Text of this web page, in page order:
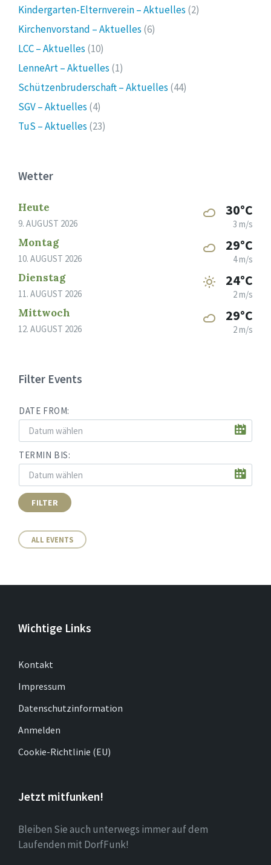
Kindergarten-Elternverein – Aktuelles (2)
Kirchenvorstand – Aktuelles (6)
LCC – Aktuelles (10)
LenneArt – Aktuelles (1)
Schützenbruderschaft – Aktuelles (44)
SGV – Aktuelles (4)
TuS – Aktuelles (23)
Wetter
Heute
9. AUGUST 2026
30°C
3 m/s
Montag
10. AUGUST 2026
29°C
4 m/s
Dienstag
11. AUGUST 2026
24°C
2 m/s
Mittwoch
12. AUGUST 2026
29°C
2 m/s
Filter Events
DATE FROM:
TERMIN BIS:
FILTER
ALL EVENTS
Wichtige Links
Kontakt
Impressum
Datenschutzinformation
Anmelden
Cookie-Richtlinie (EU)
Jetzt mitfunken!
Bleiben Sie auch unterwegs immer auf dem
Laufenden mit DorfFunk!